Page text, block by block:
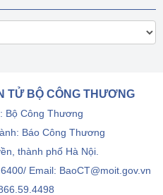
TỬ BỘ CÔNG THƯƠNG
Bộ Công Thương
Báo Công Thương
thành phố Hà Nội.
Email: BaoCT@moit.gov.vn